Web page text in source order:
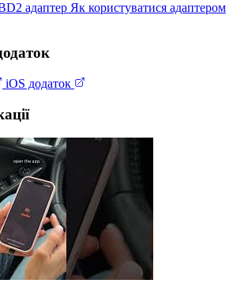
адаптер Як користуватися адаптером
iOS додаток